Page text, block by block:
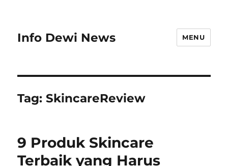
Info Dewi News MENU
Tag:SkincareReview
9 Produk Skincare
Terbaik yang Harus